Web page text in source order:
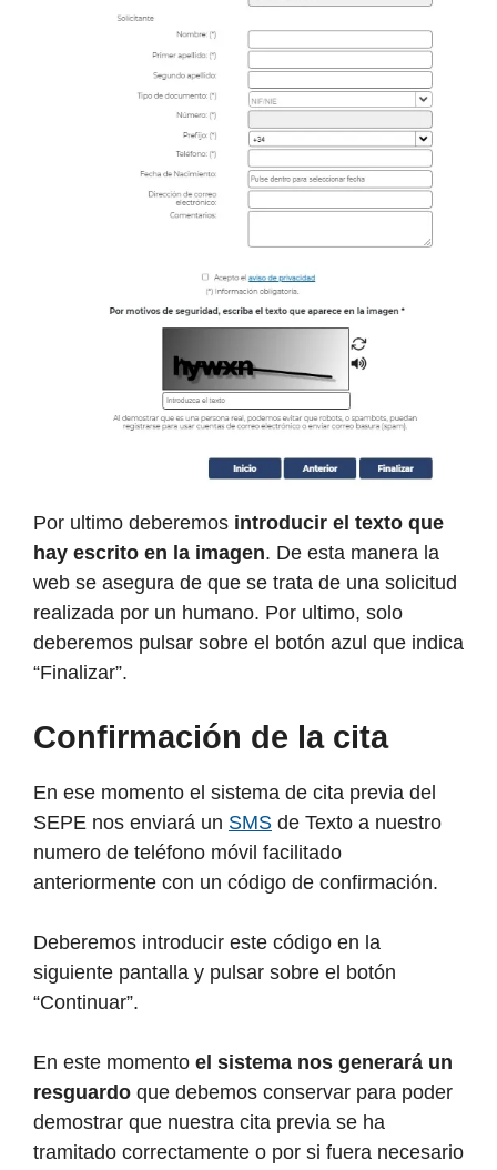
Por ultimo deberemos introducir el texto que
hay escrito en la imagen. De esta manera la
web se asegura de que se trata de una solicitud
realizada por un humano. Por ultimo, solo
deberemos pulsar sobre el botón azul que indica
“Finalizar”.
Confirmación de la cita
En ese momento el sistema de cita previa del
SEPE nos enviará un SMS de Texto a nuestro
numero de teléfono móvil facilitado
anteriormente con un código de confirmación.
Deberemos introducir este código en la
siguiente pantalla y pulsar sobre el botón
“Continuar”.
En este momento el sistema nos generará un
resguardo que debemos conservar para poder
demostrar que nuestra cita previa se ha
tramitado correctamente o por si fuera necesario